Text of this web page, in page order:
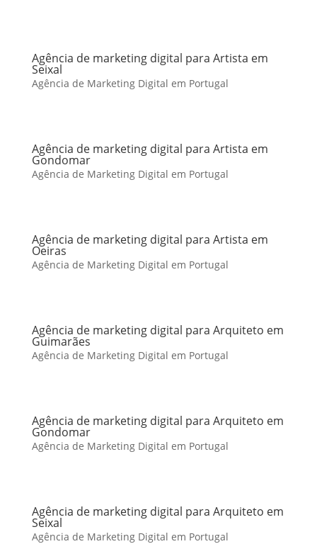
Agência de marketing digital para Artista em
Seixal
Agência de Marketing Digital em Portugal
Agência de marketing digital para Artista em
Gondomar
Agência de Marketing Digital em Portugal
Agência de marketing digital para Artista em
Oeiras
Agência de Marketing Digital em Portugal
Agência de marketing digital para Arquiteto em
Guimarães
Agência de Marketing Digital em Portugal
Agência de marketing digital para Arquiteto em
Gondomar
Agência de Marketing Digital em Portugal
Agência de marketing digital para Arquiteto em
Seixal
Agência de Marketing Digital em Portugal